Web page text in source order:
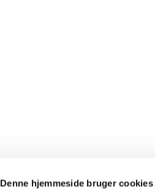
Denne hjemmeside bruger cookies